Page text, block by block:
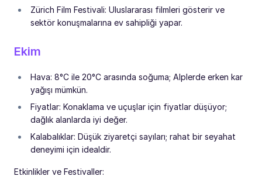
Zürich Film Festivali: Uluslararası filmleri gösterir ve
sektör konuşmalarına ev sahipliği yapar.
Ekim
Hava: 8°C ile 20°C arasında soğuma; Alplerde erken kar
yağışı mümkün.
Fiyatlar: Konaklama ve uçuşlar için fiyatlar düşüyor;
dağlık alanlarda iyi değer.
Kalabalıklar: Düşük ziyaretçi sayıları; rahat bir seyahat
deneyimi için idealdir.
Etkinlikler ve Festivaller: